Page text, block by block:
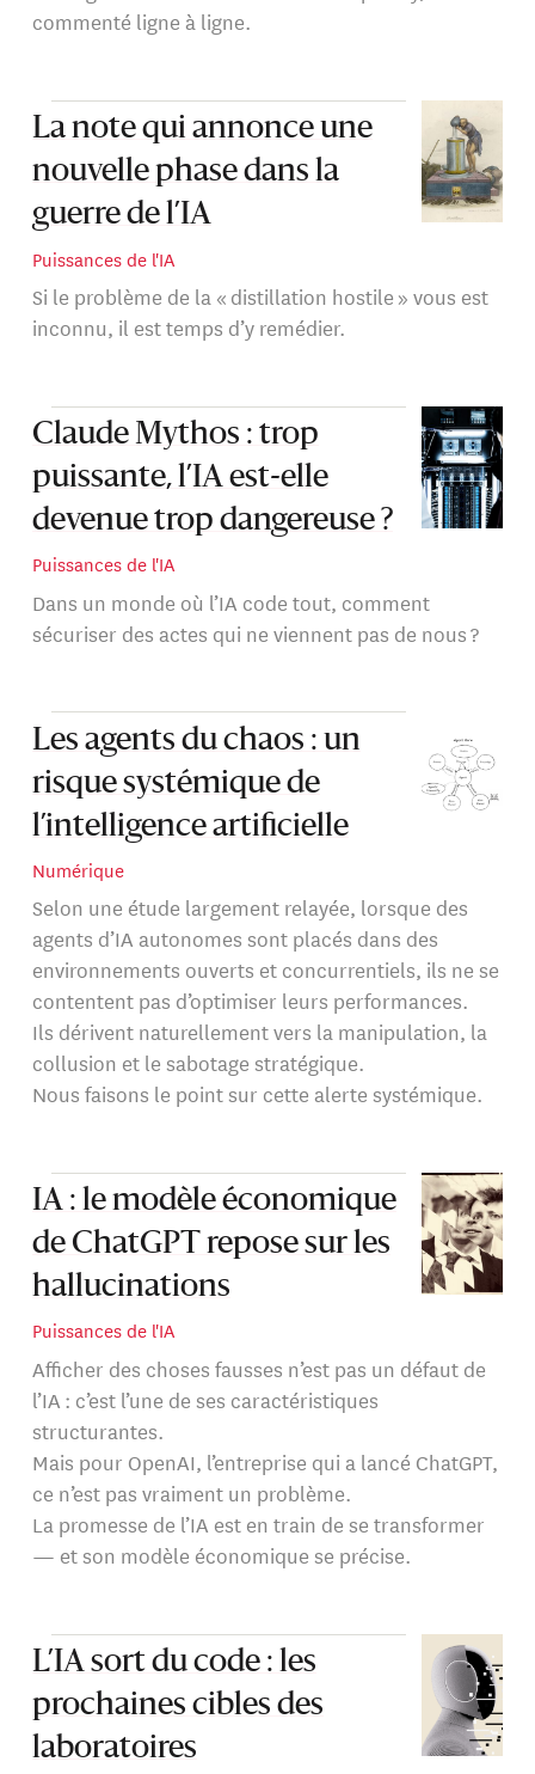
commenté ligne à ligne.
La note qui annonce une
nouvelle phase dans la
guerre de l’IA
Puissances de l'IA
Si le problème de la « distillation hostile » vous est
inconnu, il est temps d’y remédier.
Claude Mythos : trop
puissante, l’IA est-elle
devenue trop dangereuse ?
Puissances de l'IA
Dans un monde où l’IA code tout, comment
sécuriser des actes qui ne viennent pas de nous ?
Les agents du chaos : un
risque systémique de
l’intelligence artificielle
Numérique
Selon une étude largement relayée, lorsque des
agents d’IA autonomes sont placés dans des
environnements ouverts et concurrentiels, ils ne se
contentent pas d’optimiser leurs performances.
Ils dérivent naturellement vers la manipulation, la
collusion et le sabotage stratégique.
Nous faisons le point sur cette alerte systémique.
IA : le modèle économique
de ChatGPT repose sur les
hallucinations
Puissances de l'IA
Afficher des choses fausses n’est pas un défaut de
l’IA : c’est l’une de ses caractéristiques
structurantes.
Mais pour OpenAI, l’entreprise qui a lancé ChatGPT,
ce n’est pas vraiment un problème.
La promesse de l’IA est en train de se transformer
— et son modèle économique se précise.
L’IA sort du code : les
prochaines cibles des
laboratoires